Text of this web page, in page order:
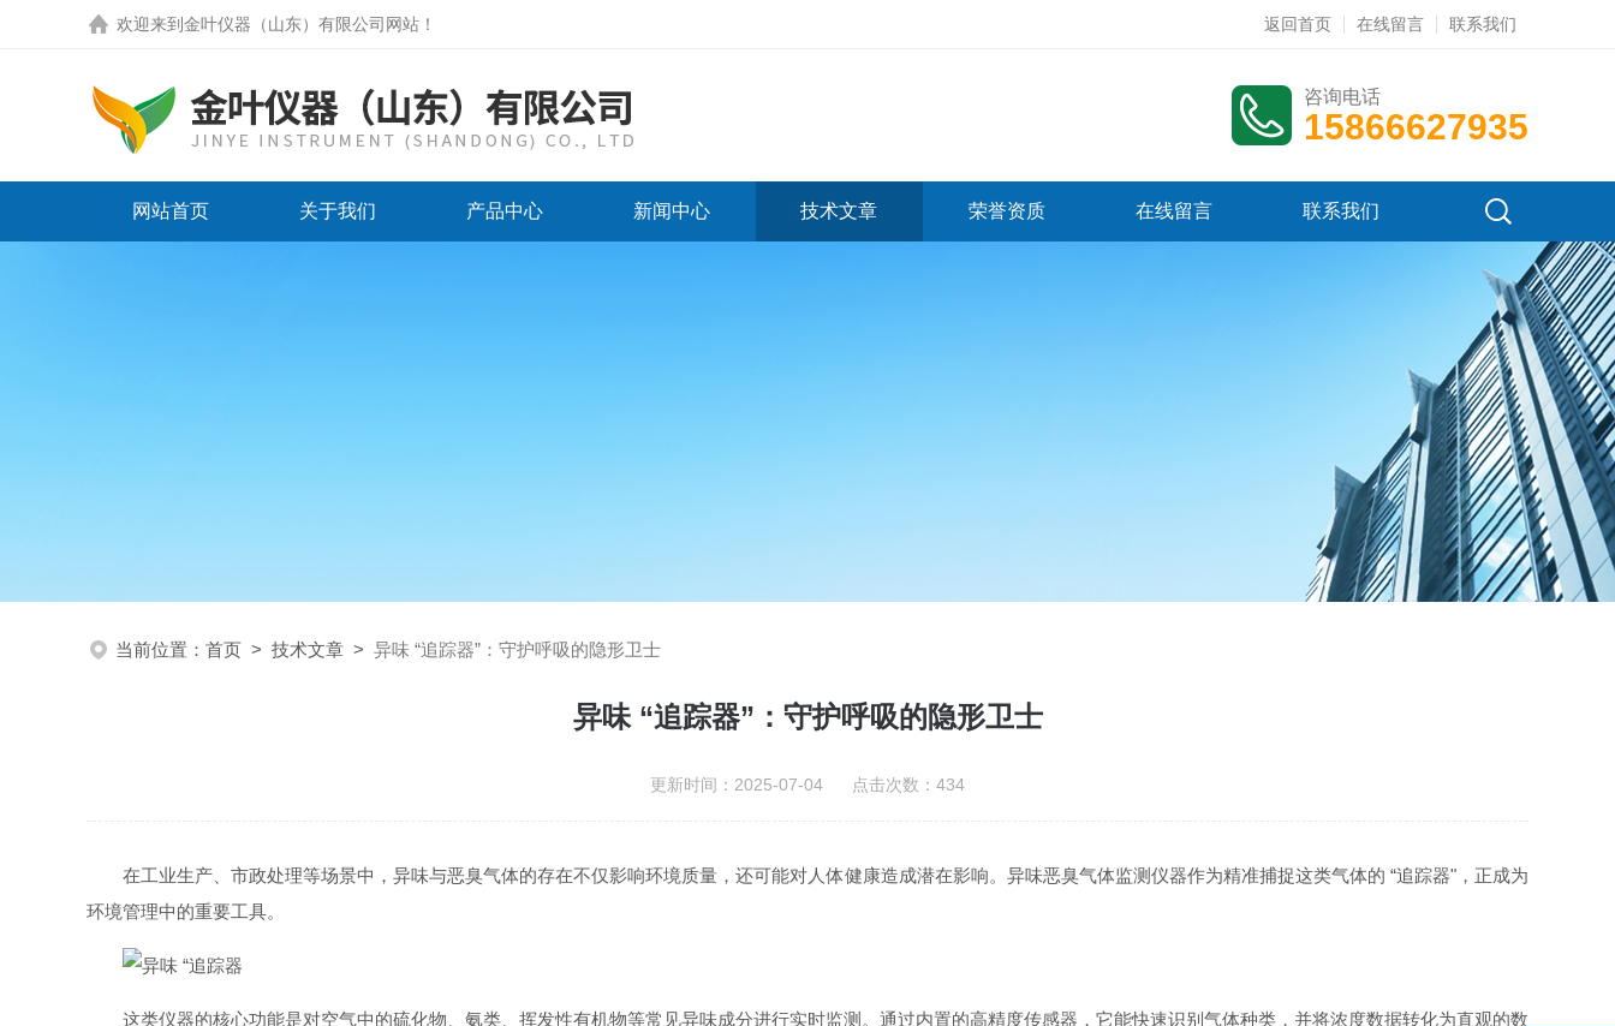
欢迎来到 金叶仪器（山东）有限公司网站 ！ 返回首页 在线留言 联系我们
咨询电话
15866627935
网站首页 关于我们 产品中心 新闻中心 技术文章 荣誉资质 在线留言 联系我们
当前位置： 首页 > 技术文章 > 异味 “追踪器”：守护呼吸的隐形卫士
异味 “追踪器”：守护呼吸的隐形卫士
更新时间：2025-07-04 点击次数：434
在工业生产、市政处理等场景中，异味与恶臭气体的存在不仅影响环境质量，还可能对人体健康造成潜在影响。异味恶臭气体监测仪器作为精准捕捉这类气体的 “追踪器"，正成为
环境管理中的重要工具。
这类仪器的核心功能是对空气中的硫化物、氨类、挥发性有机物等常见异味成分进行实时监测。通过内置的高精度传感器，它能快速识别气体种类，并将浓度数据转化为直观的数